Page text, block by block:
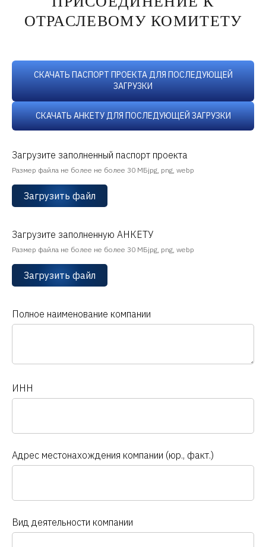
ОТРАСЛЕВОМУ КОМИТЕТУ
СКАЧАТЬ ПАСПОРТ ПРОЕКТА ДЛЯ ПОСЛЕДУЮЩЕЙ
ЗАГРУЗКИ
СКАЧАТЬ АНКЕТУ ДЛЯ ПОСЛЕДУЮЩЕЙ ЗАГРУЗКИ
Загрузите заполненный паспорт проекта
Размер файла не более не более 30 МБjpg, png, webp
Загрузить файл
Загрузите заполненную АНКЕТУ
Размер файла не более не более 30 МБjpg, png, webp
Загрузить файл
Полное наименование компании
ИНН
Адрес местонахождения компании (юр., факт.)
Вид деятельности компании